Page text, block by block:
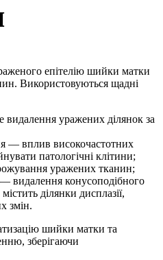
епітелію шийки матки
Використовуються щадні
видалення уражених ділянок за
— вплив високочастотних
патологічні клітини;
уражених тканин;
видалення конусоподібного
ділянки дисплазії,
змін.
шийки матки та
зберігаючи